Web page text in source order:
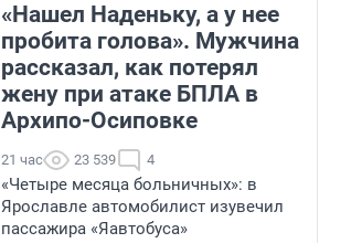
«Нашел Наденьку, а у нее
пробита голова». Мужчина
рассказал, как потерял
жену при атаке БПЛА в
Архипо-Осиповке
21 час 23 539 4
«Четыре месяца больничных»: в
Ярославле автомобилист изувечил
пассажира «Яавтобуса»